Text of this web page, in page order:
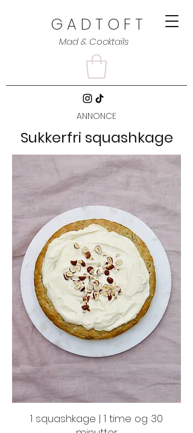
G A D T O F T
Mad & Cocktails
ANNONCE
Sukkerfri squashkage
1 squashkage | 1 time og 30